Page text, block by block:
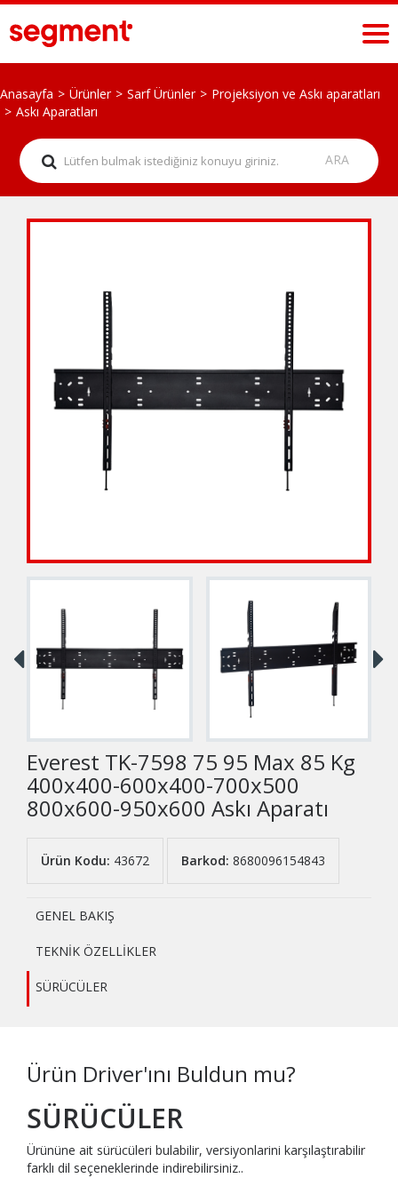
Anasayfa Ürünler Sarf Ürünler
Projeksiyon ve Askı aparatları
Askı Aparatları
Everest TK-7598 75 95 Max 85 Kg
400x400-600x400-700x500
800x600-950x600 Askı Aparatı
Ürün Kodu: 43672 Barkod: 8680096154843
GENEL BAKIŞ
TEKNİK ÖZELLİKLER
SÜRÜCÜLER
Ürün Driver'ını Buldun mu?
SÜRÜCÜLER
Ürününe ait sürücüleri bulabilir, versiyonlarini karşılaştırabilir
farklı dil seçeneklerinde indirebilirsiniz..